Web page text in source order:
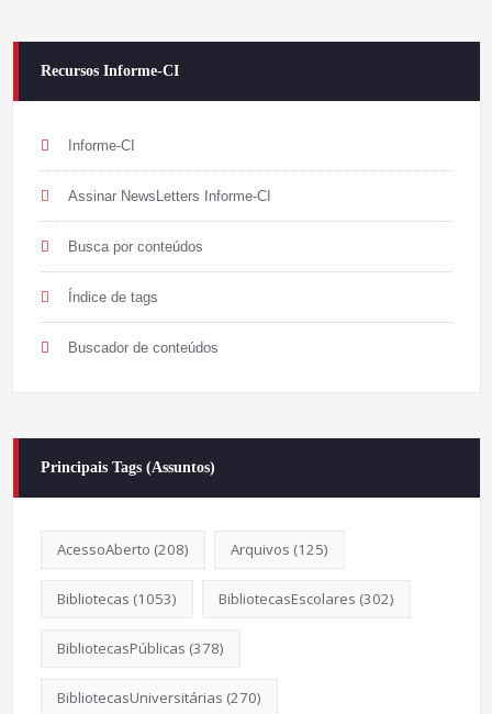
Recursos Informe-CI
Informe-CI
Assinar NewsLetters Informe-CI
Busca por conteúdos
Índice de tags
Buscador de conteúdos
Principais Tags (Assuntos)
AcessoAberto (208) Arquivos (125)
Bibliotecas (1053) BibliotecasEscolares (302)
BibliotecasPúblicas (378)
BibliotecasUniversitárias (270)